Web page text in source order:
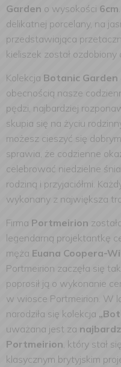
Garden o wysokości 6cm
delikatnej porcelany, na
przedstawiająca
kieliszek został
Kolekcja Botanic Garden
obecnością nasze
pędzi, najbardziej
skupia się na życiu
możesz cieszyć się
sprawia, że codzienne
celebrować niedzielne
rodziną i przyjaciółmi.
wykonany z największa
Firma Portmeirion
legendarną projektantkę
męża Euana Coopera-
Portmeirion zaczęła się
poprosił ją o wykonanie
w wiosce Portmeirion. W
narodziła się kolekcja
uważana jest za
Portmeirion, który stał
klasycznym brytyjskim